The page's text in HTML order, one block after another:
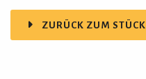
ZURÜCK ZUM STÜCK